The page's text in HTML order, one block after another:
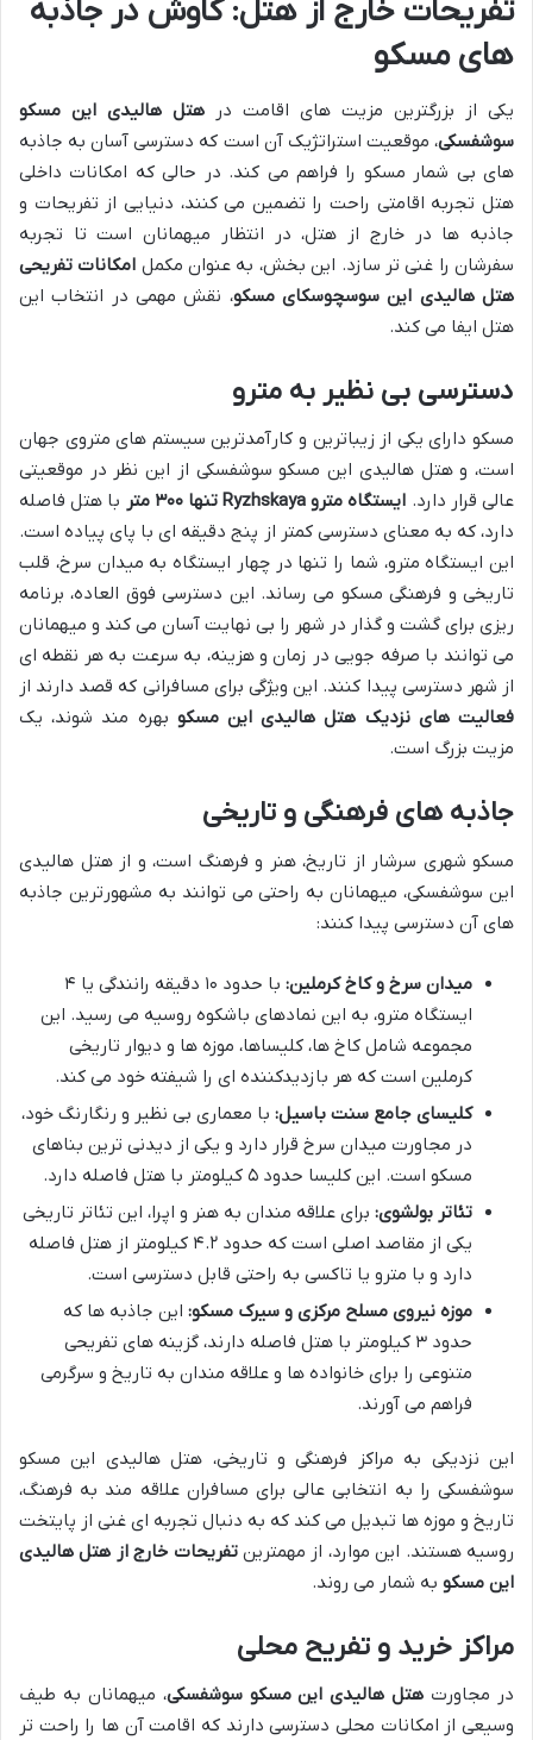
تفریحات خارج از هتل: کاوش در جاذبه
های مسکو
یکی از بزرگترین مزیت های اقامت در هتل هالیدی این مسکو
سوشفسکی، موقعیت استراتژیک آن است که دسترسی آسان به جاذبه
های بی شمار مسکو را فراهم می کند. در حالی که امکانات داخلی
هتل تجربه اقامتی راحت را تضمین می کنند، دنیایی از تفریحات و
جاذبه ها در خارج از هتل، در انتظار میهمانان است تا تجربه
سفرشان را غنی تر سازد. این بخش، به عنوان مکمل امکانات تفریحی
هتل هالیدی این سوسچوسکای مسکو، نقش مهمی در انتخاب این
هتل ایفا می کند.
دسترسی بی نظیر به مترو
مسکو دارای یکی از زیباترین و کارآمدترین سیستم های متروی جهان
است، و هتل هالیدی این مسکو سوشفسکی از این نظر در موقعیتی
عالی قرار دارد. ایستگاه مترو Ryzhskaya تنها ۳۰۰ متر
با هتل فاصله
دارد، که به معنای دسترسی کمتر از پنج دقیقه ای با پای پیاده است.
این ایستگاه مترو، شما را تنها در چهار ایستگاه به میدان سرخ، قلب
تاریخی و فرهنگی مسکو می رساند. این دسترسی فوق العاده، برنامه
ریزی برای گشت و گذار در شهر را بی نهایت آسان می کند و میهمانان
می توانند با صرفه جویی در زمان و هزینه، به سرعت به هر نقطه ای
از شهر دسترسی پیدا کنند. این ویژگی برای مسافرانی که قصد دارند از
فعالیت های نزدیک هتل هالیدی این مسکو بهره مند شوند، یک
مزیت بزرگ است.
جاذبه های فرهنگی و تاریخی
مسکو شهری سرشار از تاریخ، هنر و فرهنگ است، و از هتل هالیدی
این سوشفسکی، میهمانان به راحتی می توانند به مشهورترین جاذبه
های آن دسترسی پیدا کنند:
میدان سرخ و کاخ کرملین:
با حدود ۱۰ دقیقه رانندگی یا ۴
ایستگاه مترو، به این نمادهای باشکوه روسیه می رسید. این
مجموعه شامل کاخ ها، کلیساها، موزه ها و دیوار تاریخی
کرملین است که هر بازدیدکننده ای را شیفته خود می کند.
کلیسای جامع سنت باسیل: با معماری بی نظیر و رنگارنگ خود،
در مجاورت میدان سرخ قرار دارد و یکی از دیدنی ترین بناهای
مسکو است. این کلیسا حدود ۵ کیلومتر با هتل فاصله دارد.
تئاتر بولشوی: برای علاقه مندان به هنر و اپرا، این تئاتر تاریخی
یکی از مقاصد اصلی است که حدود ۴.۲ کیلومتر از هتل فاصله
دارد و با مترو یا تاکسی به راحتی قابل دسترسی است.
موزه نیروی مسلح مرکزی و سیرک مسکو: این جاذبه ها که
حدود ۳ کیلومتر با هتل فاصله دارند، گزینه های تفریحی
متنوعی را برای خانواده ها و علاقه مندان به تاریخ و سرگرمی
فراهم می آورند.
این نزدیکی به مراکز فرهنگی و تاریخی، هتل هالیدی این مسکو
سوشفسکی را به انتخابی عالی برای مسافران علاقه مند به فرهنگ،
تاریخ و موزه ها تبدیل می کند که به دنبال تجربه ای غنی از پایتخت
روسیه هستند. این موارد، از مهمترینتفریحات خارج از هتل هالیدی
این مسکو به شمار می روند.
مراکز خرید و تفریح محلی
در مجاورت هتل هالیدی این مسکو سوشفسکی، میهمانان به طیف
وسیعی از امکانات محلی دسترسی دارند که اقامت آن ها را راحت تر